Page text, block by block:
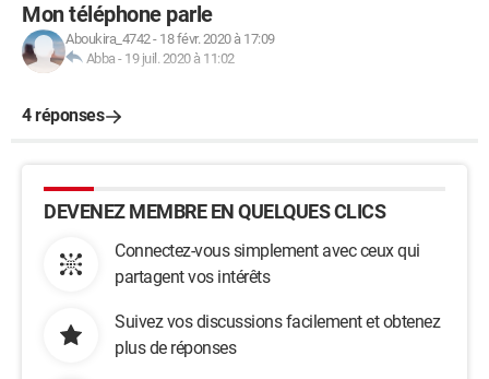
Mon téléphone parle
Aboukira_4742- 18 févr. 2020 à 17:09
Abba - 19 juil. 2020 à 11:02
4 réponses
DEVENEZ MEMBRE EN QUELQUES CLICS
Connectez-vous simplement avec ceux qui
partagent vos intérêts
Suivez vos discussions facilement et obtenez
plus de réponses